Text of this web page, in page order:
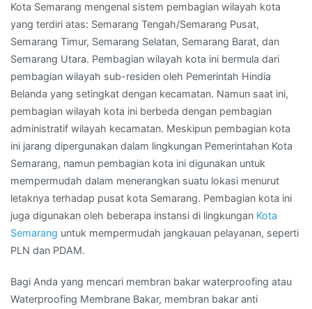
Kota Semarang mengenal sistem pembagian wilayah kota
yang terdiri atas: Semarang Tengah/Semarang Pusat,
Semarang Timur, Semarang Selatan, Semarang Barat, dan
Semarang Utara. Pembagian wilayah kota ini bermula dari
pembagian wilayah sub-residen oleh Pemerintah Hindia
Belanda yang setingkat dengan kecamatan. Namun saat ini,
pembagian wilayah kota ini berbeda dengan pembagian
administratif wilayah kecamatan. Meskipun pembagian kota
ini jarang dipergunakan dalam lingkungan Pemerintahan Kota
Semarang, namun pembagian kota ini digunakan untuk
mempermudah dalam menerangkan suatu lokasi menurut
letaknya terhadap pusat kota Semarang. Pembagian kota ini
juga digunakan oleh beberapa instansi di lingkungan Kota
Semarang untuk mempermudah jangkauan pelayanan, seperti
PLN dan PDAM.
Bagi Anda yang mencari membran bakar waterproofing atau
Waterproofing Membrane Bakar, membran bakar anti